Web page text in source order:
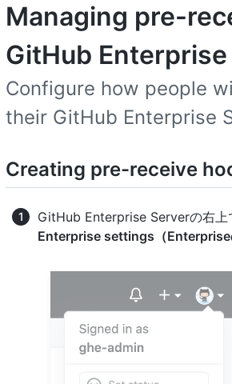
Managing pre-
GitHub
Configure how people
their GitHub Enterprise
Creating pre-receive
GitHub Enterprise Serverの右上
Enterprise settings（Enterprise